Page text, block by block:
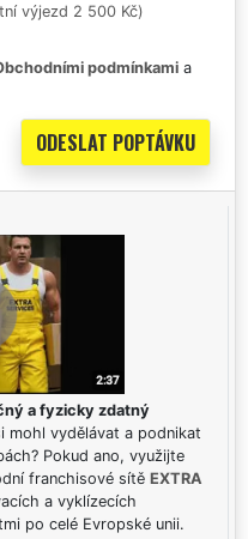
výjezd 2 500 Kč)
podmínkami a
a fyzicky zdatný
mohl vydělávat a podnikat
Pokud ano, využijte
franchisové sítě EXTRA
a vyklízecích
po celé Evropské unii.